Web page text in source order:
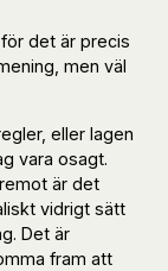
för det är precis
men väl
eller lagen
vara osagt.
är det
vidrigt sätt
Det är
fram att